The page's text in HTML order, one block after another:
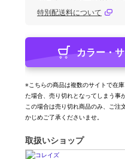
特別配送料について
カラー・
※こちらの商品は複数のサイトで在
た場合、売り切れとなってしまう事
この場合は売り切れ商品のみ、ご注
かじめご了承くださいませ。
取扱いショップ